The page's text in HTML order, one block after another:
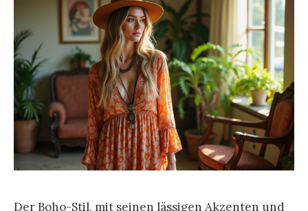
Der Boho-Stil, mit seinen lässigen Akzenten und